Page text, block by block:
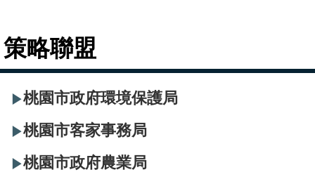
策略聯盟
▶桃園市政府環境保護局
▶桃園市客家事務局
▶桃園市政府農業局